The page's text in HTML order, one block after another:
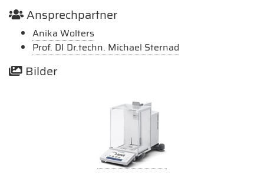
Ansprechpartner
Anika Wolters
Prof. DI Dr.techn. Michael Sternad
Bilder